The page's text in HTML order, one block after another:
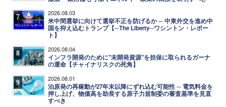
7 2026.08.03
米中間選挙に向けて選挙不正を防げるか ─ 中東外交を進め中
国を抑え込むトランプ【─The Liberty─ワシントン・レポー
ト】
8 2026.08.04
インフラ開発のために"未開発資源"を担保に取られるガーナ
の運命【チャイナリスクの死角】
9 2026.08.01
泊原発の再稼動が27年末以降にずれ込む可能性 ─ 電気料金を
押し上げ、物価高を助長する原子力規制委の審査基準を見直
すべき